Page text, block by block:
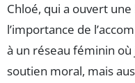
Chloé, qui a ouvert
l’importance de
à un réseau féminin
soutien moral, mais